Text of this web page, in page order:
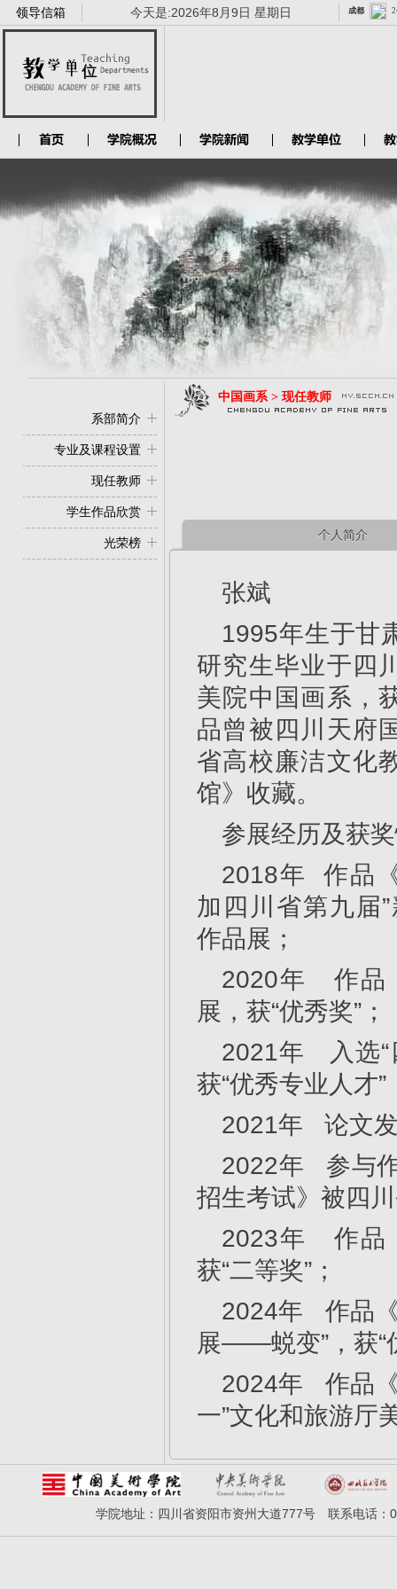
领导信箱 今天是:2026年8月9日 星期日
系部简介
专业及课程设置
现任教师
学生作品欣赏
光荣榜
中国画系 > 现任教师
个人简介
张斌
1995年生于甘
研究生毕业于四
美院中国画系，
品曾被四川天府
省高校廉洁文化
馆》收藏。
参展经历及获
2018年 作品
加四川省第九届
作品展；
2020年 作品
展，获“优秀奖”；
2021年 入选“
获“优秀专业人才”
2021年 论文发
2022年 参与
招生考试》被四
2023年 作品
获“二等奖”；
2024年 作品《
展——蜕变”，获“
2024年 作品《
一”文化和旅游厅
学院地址：四川省资阳市资州大道777号 联系电话：